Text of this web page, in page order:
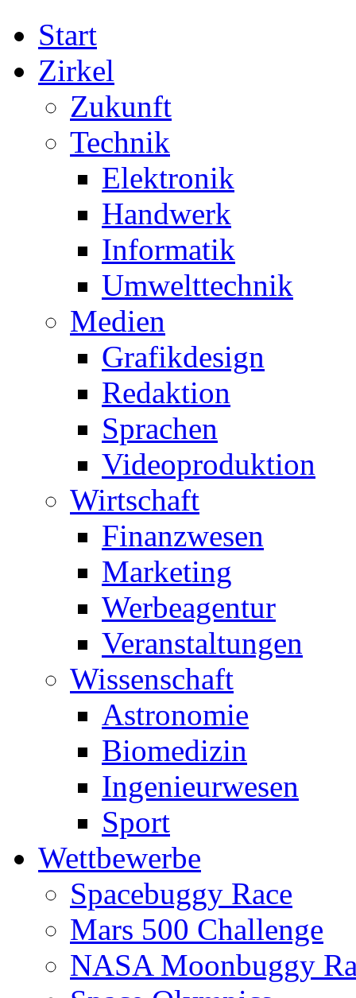
Start
Zirkel
Zukunft
Technik
Elektronik
Handwerk
Informatik
Umwelttechnik
Medien
Grafikdesign
Redaktion
Sprachen
Videoproduktion
Wirtschaft
Finanzwesen
Marketing
Werbeagentur
Veranstaltungen
Wissenschaft
Astronomie
Biomedizin
Ingenieurwesen
Sport
Wettbewerbe
Spacebuggy Race
Mars 500 Challenge
NASA Moonbuggy